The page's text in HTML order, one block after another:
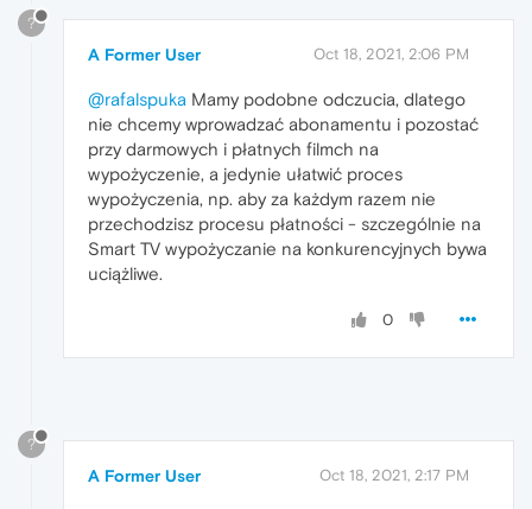
?
A Former User Oct 18, 2021, 2:06 PM
@rafalspuka Mamy podobne odczucia, dlatego
nie chcemy wprowadzać abonamentu i pozostać
przy darmowych i płatnych filmch na
wypożyczenie, a jedynie ułatwić proces
wypożyczenia, np. aby za każdym razem nie
przechodzisz procesu płatności - szczególnie na
Smart TV wypożyczanie na konkurencyjnych bywa
uciążliwe.
0
?
A Former User Oct 18, 2021, 2:17 PM